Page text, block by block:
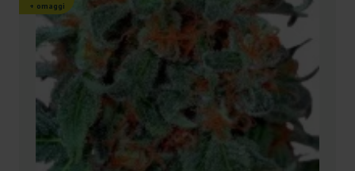
+ omaggi